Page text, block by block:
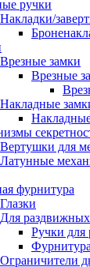
ручки
Накладки/
Врезные замки
Врезные
Накладные
Вертушки для
Латунные
фурнитура
Глазки
Для
Ручки для
Ограничители